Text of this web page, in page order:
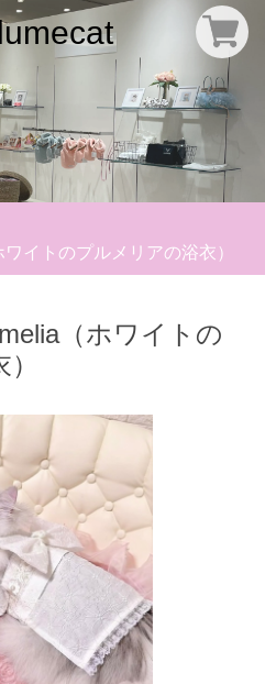
イトのプルメリアの浴衣）
（ホワイトの